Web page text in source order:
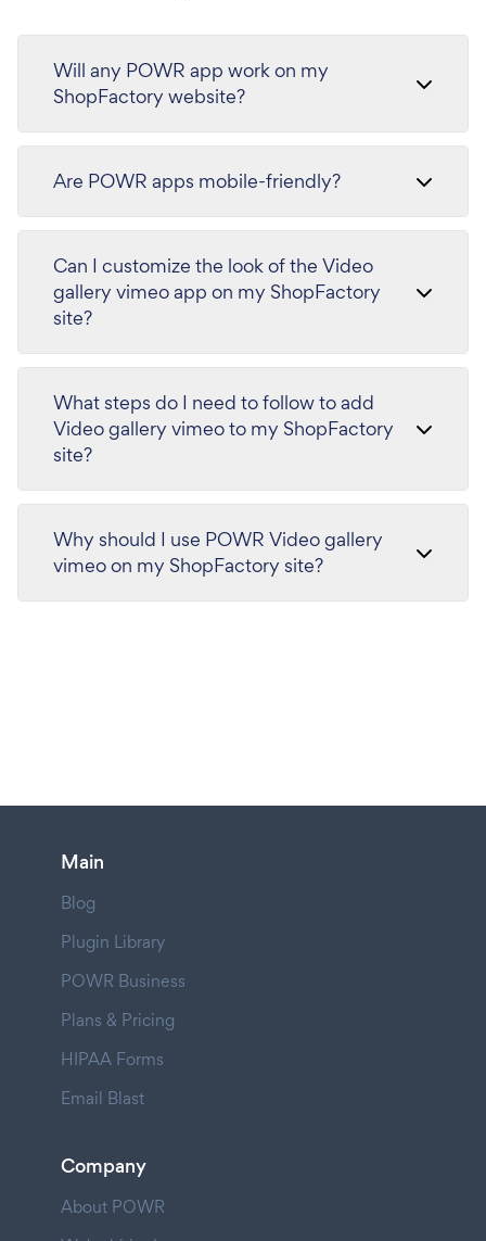
Will any POWR app work on my
ShopFactory website?
Are POWR apps mobile-friendly?
Can I customize the look of the Video
gallery vimeo app on my ShopFactory
site?
What steps do I need to follow to add
Video gallery vimeo to my ShopFactory
site?
Why should I use POWR Video gallery
vimeo on my ShopFactory site?
Main
Blog
Plugin Library
POWR Business
Plans & Pricing
HIPAA Forms
Email Blast
Company
About POWR